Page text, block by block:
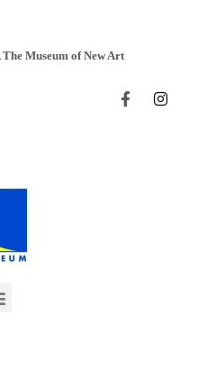
Museum of New Art